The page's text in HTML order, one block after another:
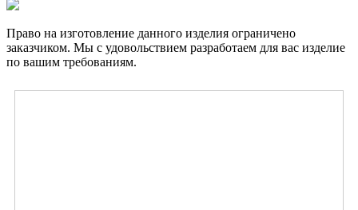
Право на изготовление данного изделия ограничено
заказчиком. Мы с удовольствием разработаем для вас изделие
по вашим требованиям.